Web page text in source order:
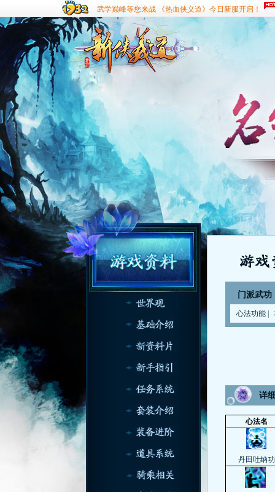
武学巅峰等您来战 《热血侠义道》今日新服开启！
门派武功
心法功能
详
心法名
丹田吐纳功